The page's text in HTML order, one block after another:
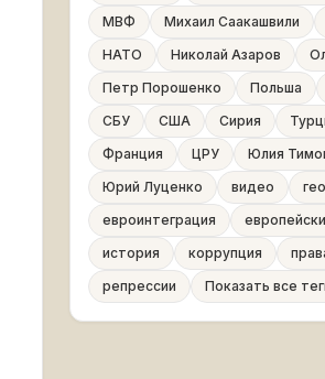
МВФ
Михаил Саакашвили
НАТО
Николай Азаров
Петр Порошенко
Польша
СБУ
США Сирия
Франция
ЦРУ
Юлия
Юрий Луценко
видео
евроинтеграция
история
коррупция
репрессии
Показать все